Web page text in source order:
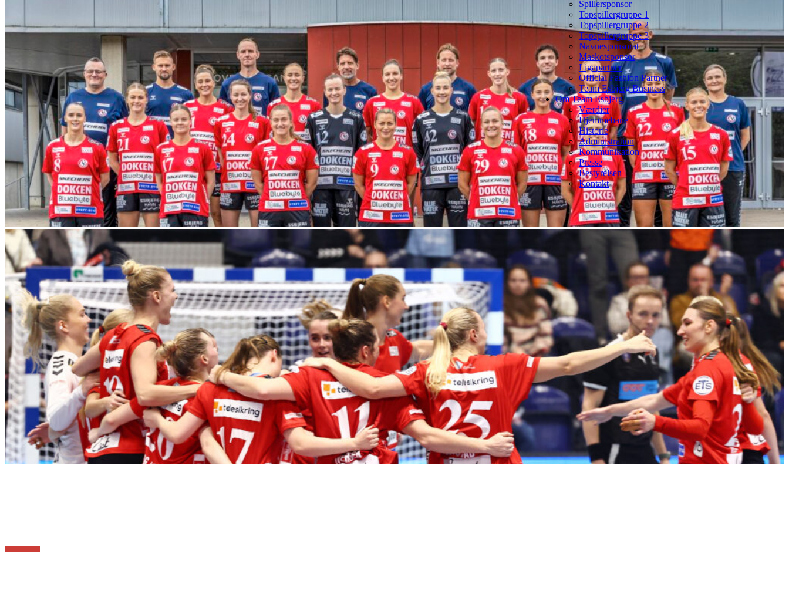
Spillersponsor
Topspillergruppe 1
Topspillergruppe 2
Topspillergruppe 3
Navnesponsorat
Maskotsponsor
Ligapartner
Official Fashion Partner
Team Esbjerg Business
Om Team Esbjerg
Værdier
Hjemmebane
Historie
Administration
Kommunikation
Presse
Bestyrelsen
Kontakt